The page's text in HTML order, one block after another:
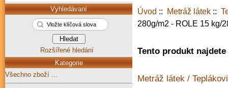
Úvod :: Metráž látek ::
280g/m2 - ROLE 15 kg/
Tento produkt
Metráž látek /
Vyhledávaní
Rozšířené hledání
Kategorie
Všechno zboží ...